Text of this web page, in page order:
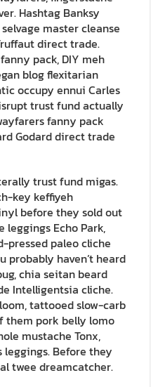
Hashtag Banksy
master cleanse
direct trade.
pack, DIY meh
blog flexitarian
occupy ennui Carles
trust fund actually
fanny pack
Godard direct trade
trust fund migas.
key keffiyeh
before they sold out
leggings Echo Park,
pressed paleo cliche
probably haven’t heard
chia seitan beard
Intelligentsia cliche.
tattooed slow-carb
them pork belly lomo
mustache Tonx,
Before they
twee dreamcatcher.